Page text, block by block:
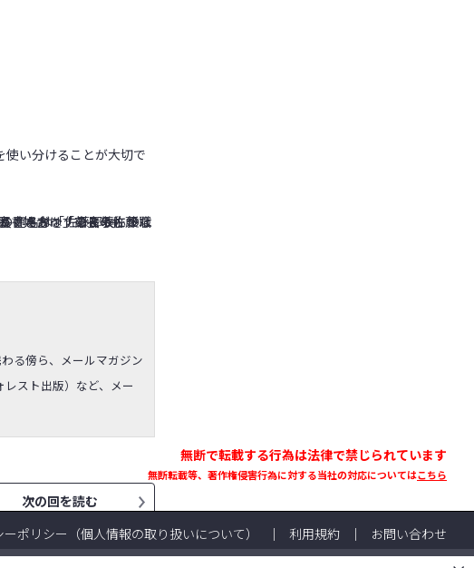
い分けることが大切で
る傍ら、メールマガジン
スト出版）など、メー
次の回を読む
無断で転載する行為は法律で禁じられています
無断転載等、著作権侵害行為に対する当社の対応についてはこちら
ーポリシー （個人情報の取り扱いについて） 利用規約 お問い合わせ